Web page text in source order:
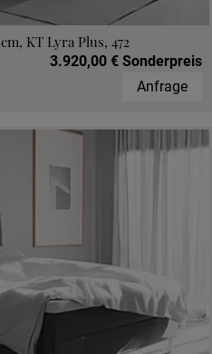
KT Lyra Plus, 472
3.920,00 € Sonderpreis
Anfrage